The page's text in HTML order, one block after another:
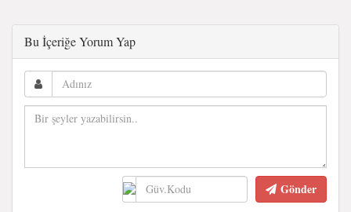
Bu İçeriğe Yorum Yap
Gönder